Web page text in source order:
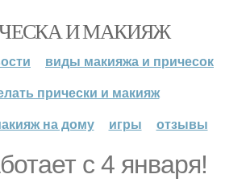
И МАКИЯЖ
виды макияжа и причесок
прически и макияж
на дому
игры отзывы
с 4 января!